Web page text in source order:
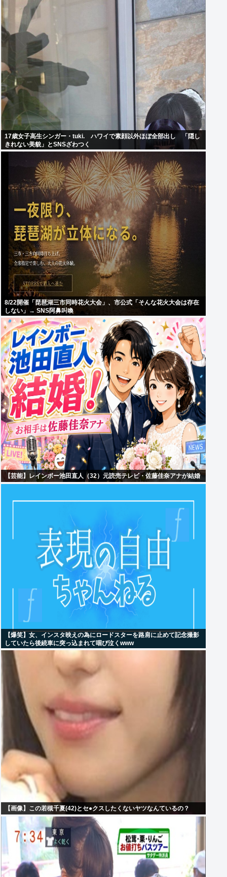
17歳女子高生シンガー・tuki. ハワイで素顔以外ほぼ全部出し 「隠し
きれない美貌」とSNSざわつく
8/22開催「琵琶湖三市同時花火大会」、市公式「そんな花火大会は存在
しない」→ SNS阿鼻叫喚
【芸能】レインボー池田直人（32）元読売テレビ・佐藤佳奈アナが結婚
【爆笑】女、インスタ映えの為にロードスターを路肩に止めて記念撮影
していたら後続車に突っ込まれて咽び泣くwww
【画像】この若槻千夏(42)とセ●クスしたくないヤツなんているの？